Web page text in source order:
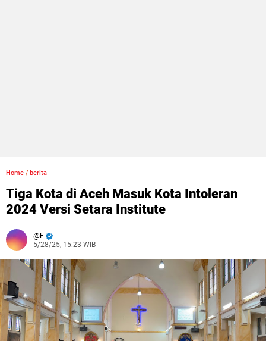
Home / berita
Tiga Kota di Aceh Masuk Kota Intoleran
2024 Versi Setara Institute
F
5/28/25, 15:23 WIB